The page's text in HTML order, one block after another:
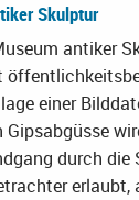
Skulptur
antiker
einer
durch die
erlaubt,